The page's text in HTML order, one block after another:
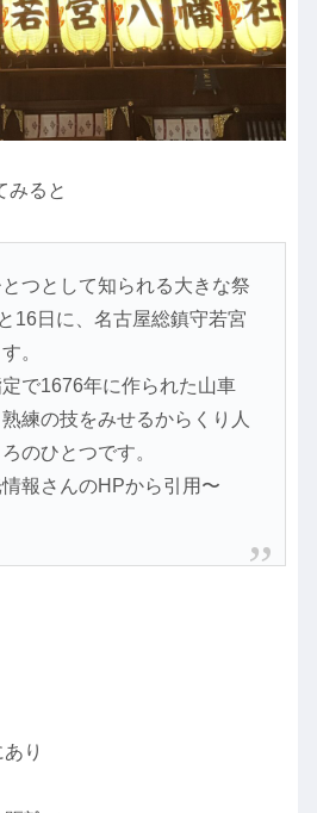
みると
つとして知られる大きな祭
16日に、名古屋総鎮守若宮
。
で1676年に作られた山車
熟練の技をみせるからくり人
のひとつです。
報さんのHPから引用〜
り